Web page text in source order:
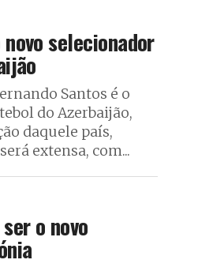
selecionador
Santos é o
do Azerbaijão,
daquele país,
extensa, com...
o novo